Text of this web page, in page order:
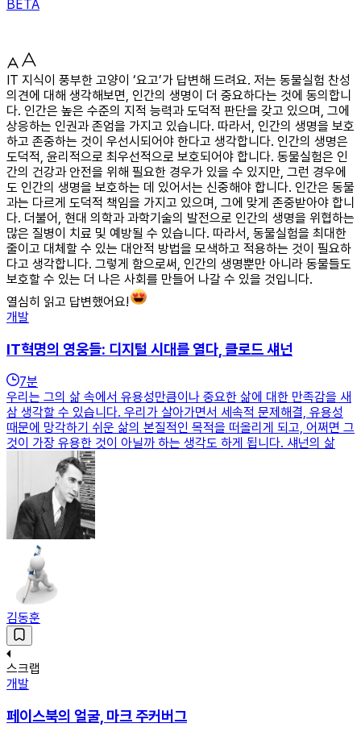
BETA
IT 지식이 풍부한 고양이 ‘요고’가 답변해 드려요. 저는 동물실험 찬성
의견에 대해 생각해보면, 인간의 생명이 더 중요하다는 것에 동의합니
다. 인간은 높은 수준의 지적 능력과 도덕적 판단을 갖고 있으며, 그에
상응하는 인권과 존엄을 가지고 있습니다. 따라서, 인간의 생명을 보호
하고 존중하는 것이 우선시되어야 한다고 생각합니다. 인간의 생명은
도덕적, 윤리적으로 최우선적으로 보호되어야 합니다. 동물실험은 인
간의 건강과 안전을 위해 필요한 경우가 있을 수 있지만, 그런 경우에
도 인간의 생명을 보호하는 데 있어서는 신중해야 합니다. 인간은 동물
과는 다르게 도덕적 책임을 가지고 있으며, 그에 맞게 존중받아야 합니
다. 더불어, 현대 의학과 과학기술의 발전으로 인간의 생명을 위협하는
많은 질병이 치료 및 예방될 수 있습니다. 따라서, 동물실험을 최대한
줄이고 대체할 수 있는 대안적 방법을 모색하고 적용하는 것이 필요하
다고 생각합니다. 그렇게 함으로써, 인간의 생명뿐만 아니라 동물들도
보호할 수 있는 더 나은 사회를 만들어 나갈 수 있을 것입니다.
열심히 읽고 답변했어요!
개발
IT혁명의 영웅들: 디지털 시대를 열다, 클로드 섀넌
7분
우리는 그의 삶 속에서 유용성만큼이나 중요한 삶에 대한 만족감을 새
삼 생각할 수 있습니다. 우리가 살아가면서 세속적 문제해결, 유용성
때문에 망각하기 쉬운 삶의 본질적인 목적을 떠올리게 되고, 어쩌면 그
것이 가장 유용한 것이 아닐까 하는 생각도 하게 됩니다. 섀넌의 삶
김동훈
스크랩
개발
페이스북의 얼굴, 마크 주커버그